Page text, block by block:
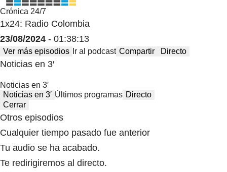
Crónica 24/7
1x24: Radio Colombia
23/08/2024 - 01:38:13
Ver más episodios Ir al podcast Compartir Directo
Noticias en 3′
Noticias en 3′
Noticias en 3′ Últimos programas Directo
Cerrar
Otros episodios
Cualquier tiempo pasado fue anterior
Tu audio se ha acabado.
Te redirigiremos al directo.